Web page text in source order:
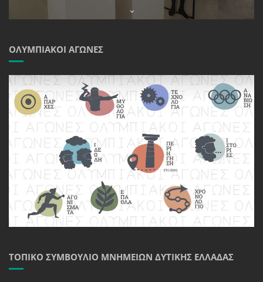
ΟΛΥΜΠΙΑΚΟΊ ΑΓΏΝΕΣ
ΤΟΠΙΚΌ ΣΥΜΒΟΎΛΙΟ ΜΝΗΜΕΊΩΝ ΔΥΤΙΚΉΣ ΕΛΛΆΔΑΣ